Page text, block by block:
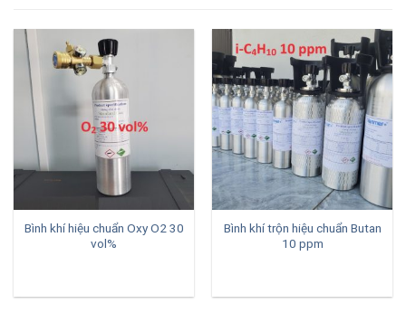
Bình khí hiệu chuẩn Oxy O2 30
vol%
Bình khí trộn hiệu chuẩn Butan
10 ppm